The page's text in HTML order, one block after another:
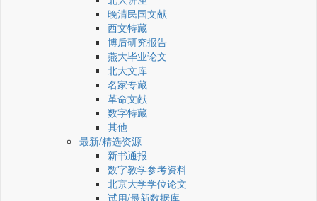
晚清民国文献
西文特藏
博后研究报告
燕大毕业论文
北大文库
名家专藏
革命文献
数字特藏
其他
最新/精选资源
新书通报
数字教学参考资料
北京大学学位论文
试用/最新数据库